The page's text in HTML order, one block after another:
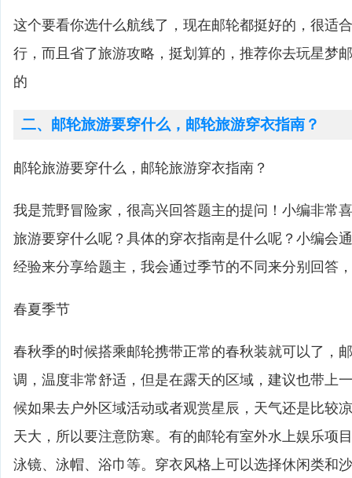
这个要看你选什么航线了，现在邮轮都挺好的，很适
行，而且省了旅游攻略，挺划算的，推荐你去玩星梦
的
二、邮轮旅游要穿什么，邮轮旅游穿衣指南？
邮轮旅游要穿什么，邮轮旅游穿衣指南？
我是荒野冒险家，很高兴回答题主的提问！小编非常
旅游要穿什么呢？具体的穿衣指南是什么呢？小编会
经验来分享给题主，我会通过季节的不同来分别回答
春夏季节
春秋季的时候搭乘邮轮携带正常的春秋装就可以了，
调，温度非常舒适，但是在露天的区域，建议也带上
候如果去户外区域活动或者观赏星辰，天气还是比较
天大，所以要注意防寒。有的邮轮有室外水上娱乐项
泳镜、泳帽、浴巾等。穿衣风格上可以选择休闲类和